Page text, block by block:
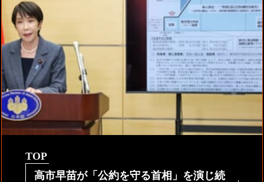
TOP
高市早苗が「公約を守る首相」を演じ続